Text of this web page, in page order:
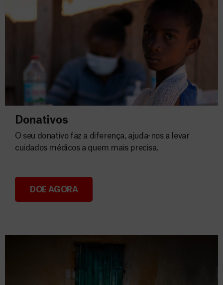
Donativos
Donativos
O seu donativo faz a diferença, ajuda-nos a levar
cuidados médicos a quem mais precisa.
DOE AGORA